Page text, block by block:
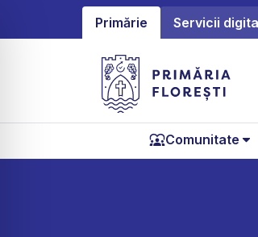
Primărie Servicii
Comunitate